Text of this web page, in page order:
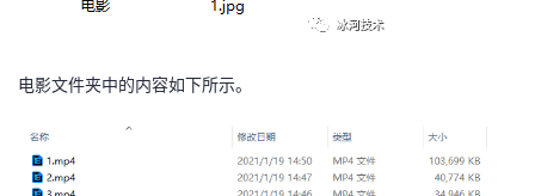
动
关
的
开
我
的
我
电影文件夹中的内容如下所示。